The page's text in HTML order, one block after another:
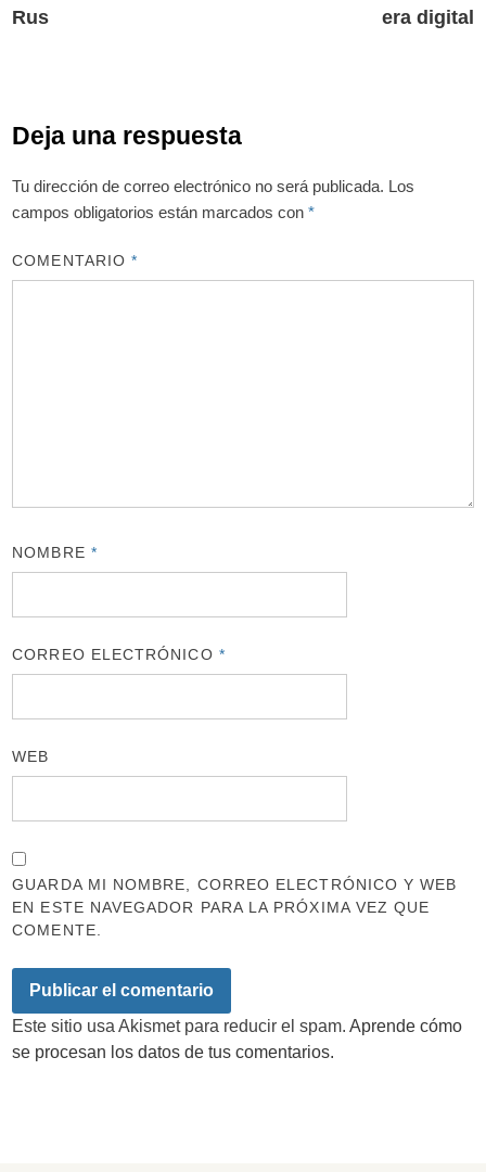
Rus
era digital
Deja una respuesta
Tu dirección de correo electrónico no será publicada. Los
campos obligatorios están marcados con*
COMENTARIO*
NOMBRE *
CORREO ELECTRÓNICO *
WEB
GUARDA MI NOMBRE, CORREO ELECTRÓNICO Y WEB
EN ESTE NAVEGADOR PARA LA PRÓXIMA VEZ QUE
COMENTE.
Este sitio usa Akismet para reducir el spam.Aprende cómo
se procesan los datos de tus comentarios.